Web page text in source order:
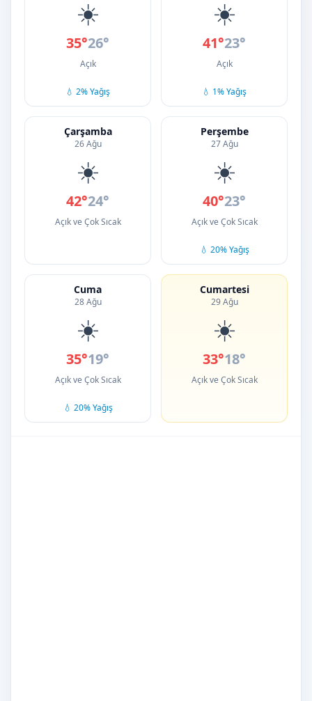
☀️
35°26°
Açık
💧 2% Yağış
☀️
41°23°
Açık
💧 1% Yağış
Çarşamba
26 Ağu
☀️
42°24°
Açık ve Çok Sıcak
Perşembe
27 Ağu
☀️
40°23°
Açık ve Çok Sıcak
💧 20% Yağış
Cuma
28 Ağu
☀️
35°19°
Açık ve Çok Sıcak
💧 20% Yağış
Cumartesi
29 Ağu
☀️
33°18°
Açık ve Çok Sıcak